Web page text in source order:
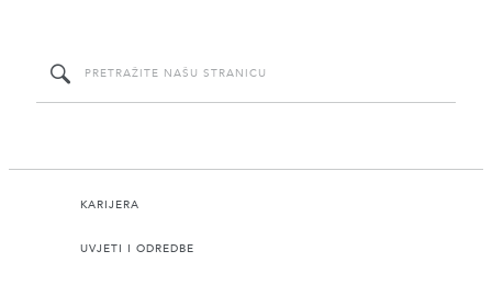
KARIJERA
UVJETI I ODREDBE